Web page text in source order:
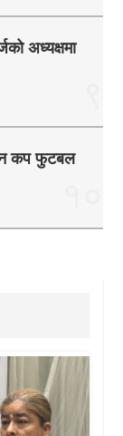
अध्यक्षमा
कप फुटबल